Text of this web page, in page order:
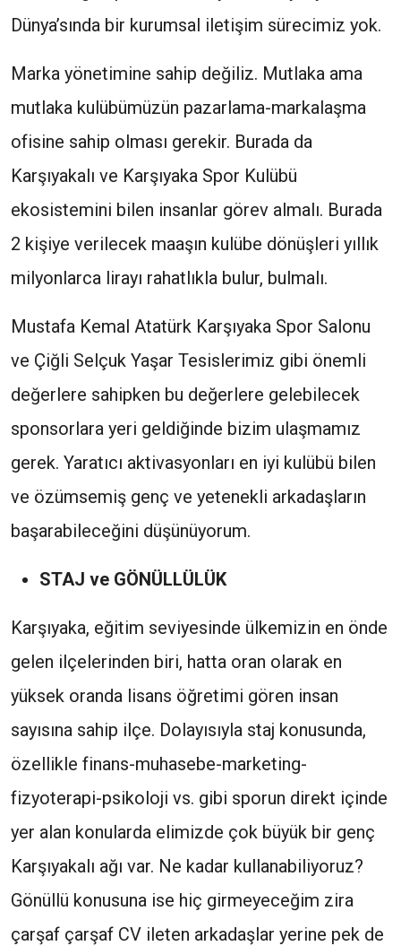
Dünya’sında bir kurumsal iletişim sürecimiz yok.
Marka yönetimine sahip değiliz. Mutlaka ama
mutlaka kulübümüzün pazarlama-markalaşma
ofisine sahip olması gerekir. Burada da
Karşıyakalı ve Karşıyaka Spor Kulübü
ekosistemini bilen insanlar görev almalı. Burada
2 kişiye verilecek maaşın kulübe dönüşleri yıllık
milyonlarca lirayı rahatlıkla bulur, bulmalı.
Mustafa Kemal Atatürk Karşıyaka Spor Salonu
ve Çiğli Selçuk Yaşar Tesislerimiz gibi önemli
değerlere sahipken bu değerlere gelebilecek
sponsorlara yeri geldiğinde bizim ulaşmamız
gerek. Yaratıcı aktivasyonları en iyi kulübü bilen
ve özümsemiş genç ve yetenekli arkadaşların
başarabileceğini düşünüyorum.
STAJ ve GÖNÜLLÜLÜK
Karşıyaka, eğitim seviyesinde ülkemizin en önde
gelen ilçelerinden biri, hatta oran olarak en
yüksek oranda lisans öğretimi gören insan
sayısına sahip ilçe. Dolayısıyla staj konusunda,
özellikle finans-muhasebe-marketing-
fizyoterapi-psikoloji vs. gibi sporun direkt içinde
yer alan konularda elimizde çok büyük bir genç
Karşıyakalı ağı var. Ne kadar kullanabiliyoruz?
Gönüllü konusuna ise hiç girmeyeceğim zira
çarşaf çarşaf CV ileten arkadaşlar yerine pek de